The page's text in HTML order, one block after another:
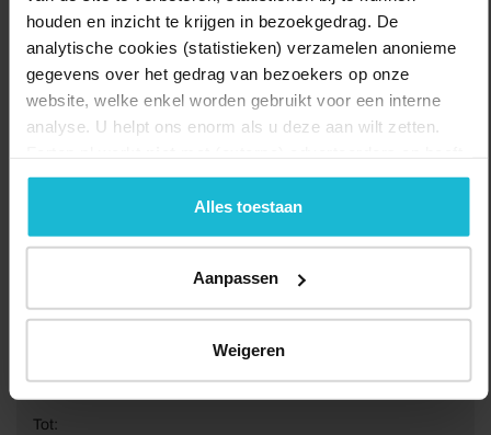
houden en inzicht te krijgen in bezoekgedrag. De
analytische cookies (statistieken) verzamelen anonieme
gegevens over het gedrag van bezoekers op onze
website, welke enkel worden gebruikt voor een interne
analyse. U helpt ons enorm als u deze aan wilt zetten.
geen commerciële doelstelling. U kunt deze cookies via
de knoppen accepteren, beheren of weigeren.
Alles toestaan
Aanpassen
Weigeren
01-01-2026
Tot: